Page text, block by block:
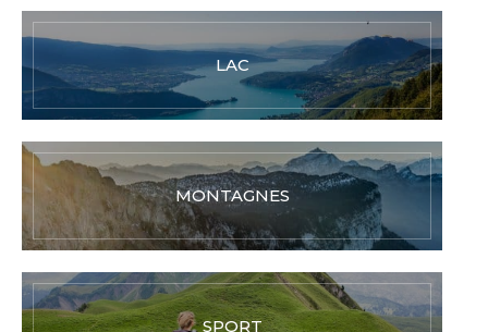
LAC
MONTAGNES
SPORT